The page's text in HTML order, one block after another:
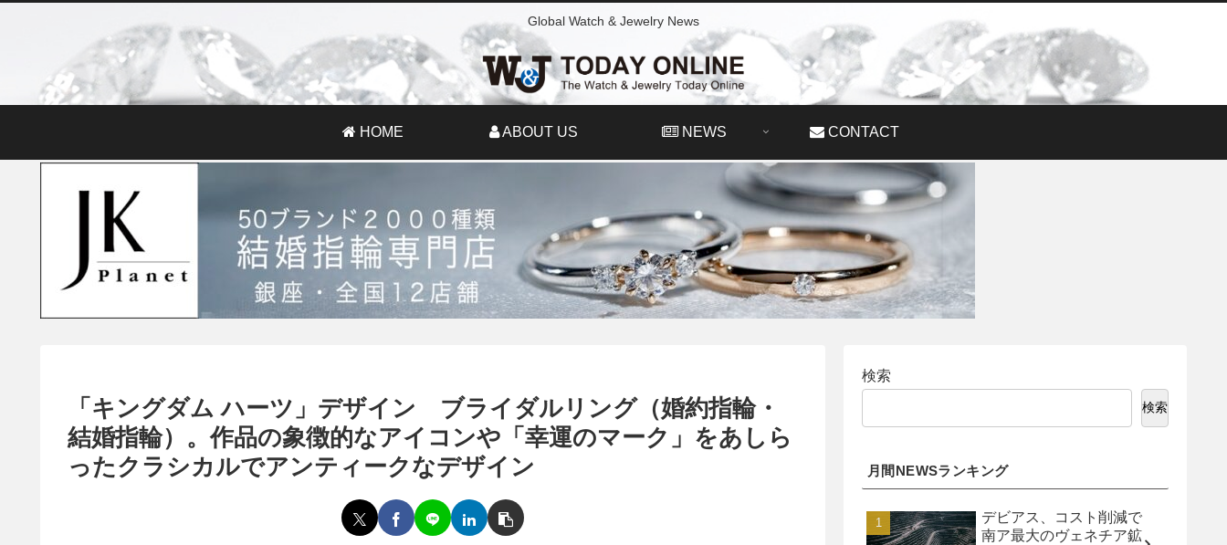
Global Watch & Jewelry News
HOME ABOUT US NEWS CONTACT
「キングダム ハーツ」デザイン ブライダルリング（婚約指輪・
結婚指輪）。作品の象徴的なアイコンや「幸運のマーク」をあしら
ったクラシカルでアンティークなデザイン
検索
検索
月間NEWSランキング
デビアス、コスト削減で
南ア最大のヴェネチア鉱